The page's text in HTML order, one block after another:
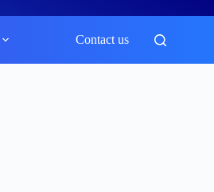
Contact us